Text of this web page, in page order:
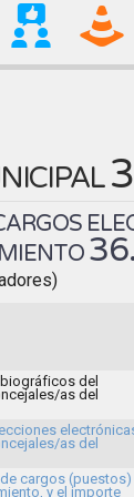
del
as del
as del
cargos
y el importe